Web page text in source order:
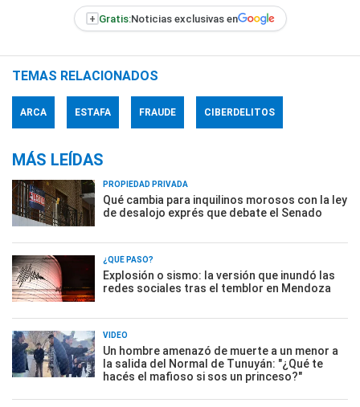
+ Gratis:Noticias exclusivas en
TEMAS RELACIONADOS
ARCA ESTAFA FRAUDE CIBERDELITOS
MÁS LEÍDAS
PROPIEDAD PRIVADA
Qué cambia para inquilinos morosos con la ley
de desalojo exprés que debate el Senado
¿QUÉ PASÓ?
Explosión o sismo: la versión que inundó las
redes sociales tras el temblor en Mendoza
VIDEO
Un hombre amenazó de muerte a un menor a
la salida del Normal de Tunuyán: "¿Qué te
hacés el mafioso si sos un princeso?"